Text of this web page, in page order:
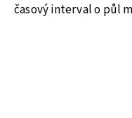
časový interval o půl